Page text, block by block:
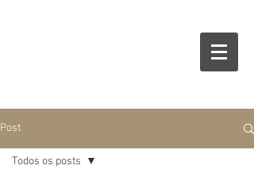
Post
Todos os posts